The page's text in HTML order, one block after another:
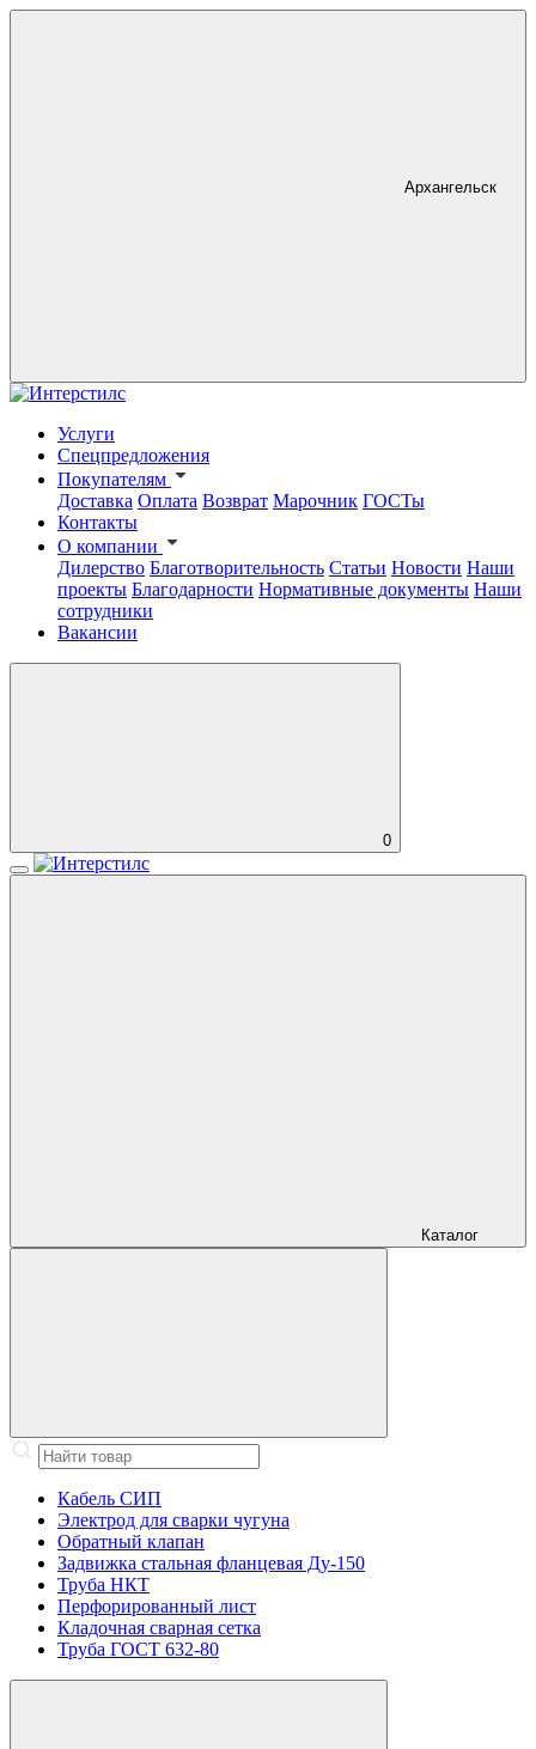
Архангельск
Услуги
Спецпредложения
Покупателям
Доставка Оплата Возврат Марочник ГОСТы
Контакты
О компании
Дилерство Благотворительность Статьи Новости Наши
проекты Благодарности Нормативные документы Наши
сотрудники
Вакансии
0
Каталог
Кабель СИП
Электрод для сварки чугуна
Обратный клапан
Задвижка стальная фланцевая Ду-150
Труба НКТ
Перфорированный лист
Кладочная сварная сетка
Труба ГОСТ 632-80